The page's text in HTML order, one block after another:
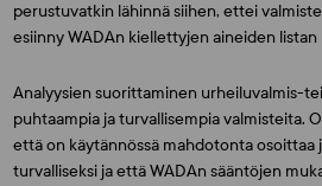
perustuvatkin lähinnä siihen, ettei
esiinny WADAn kiellettyjen aineiden listan
Analyysien suorittaminen urheiluvalmis-
puhtaampia ja turvallisempia valmisteita.
että on käytännössä mahdotonta osoittaa
turvalliseksi ja että WADAn sääntöjen